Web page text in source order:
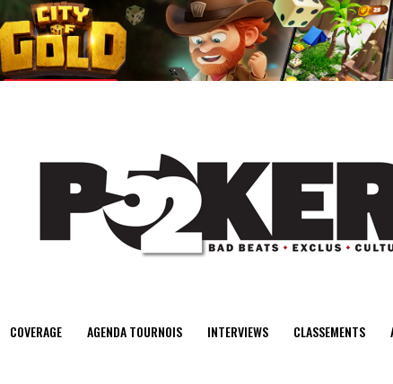
center>
COVERAGE AGENDA TOURNOIS INTERVIEWS CLASSEMENTS